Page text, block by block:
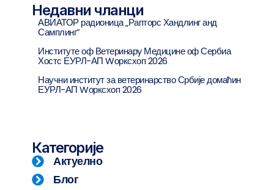
Недавни чланци
АВИАТОР радионица „Рапторс Хандлинг анд
Самплинг”
Институте оф Ветеринарy Медицине оф Сербиа
Хостс ЕУРЛ-АП Wорксхоп 2026
Научни институт за ветеринарство Србије домаћин
ЕУРЛ-АП Wорксхоп 2026
Категорије
Актуелно
Блог